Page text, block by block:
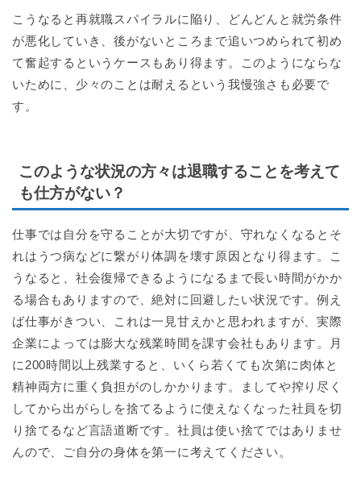
こうなると再就職スパイラルに陥り、どんどんと就労条件
が悪化していき、後がないところまで追いつめられて初め
て奮起するというケースもあり得ます。このようにならな
いために、少々のことは耐えるという我慢強さも必要で
す。
このような状況の方々は退職することを考えて
も仕方がない？
仕事では自分を守ることが大切ですが、守れなくなるとそ
れはうつ病などに繋がり体調を壊す原因となり得ます。こ
うなると、社会復帰できるようになるまで長い時間がかか
る場合もありますので、絶対に回避したい状況です。例え
ば仕事がきつい、これは一見甘えかと思われますが、実際
企業によっては膨大な残業時間を課す会社もあります。月
に200時間以上残業すると、いくら若くても次第に肉体と
精神両方に重く負担がのしかかります。ましてや搾り尽く
してから出がらしを捨てるように使えなくなった社員を切
り捨てるなど言語道断です。社員は使い捨てではありませ
んので、ご自分の身体を第一に考えてください。